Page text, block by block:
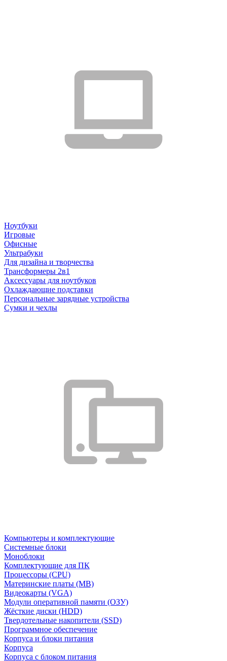
Ноутбуки
Игровые
Офисные
Ультрабуки
Для дизайна и творчества
Трансформеры 2в1
Аксессуары для ноутбуков
Охлаждающие подставки
Персональные зарядные устройства
Сумки и чехлы
Компьютеры и комплектующие
Системные блоки
Моноблоки
Комплектующие для ПК
Процессоры (CPU)
Материнские платы (MB)
Видеокарты (VGA)
Модули оперативной памяти (ОЗУ)
Жёсткие диски (HDD)
Твердотельные накопители (SSD)
Программное обеспечение
Корпуса и блоки питания
Корпуса
Корпуса с блоком питания